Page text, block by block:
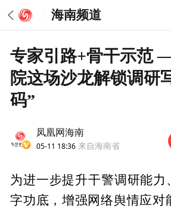
海南频道
专家引路+骨干示范
院这场沙龙解锁调研
码”
凤凰网海南
05-11 18:36 来自海南省
为进一步提升干警调研能力
字功底，增强网络舆情应对